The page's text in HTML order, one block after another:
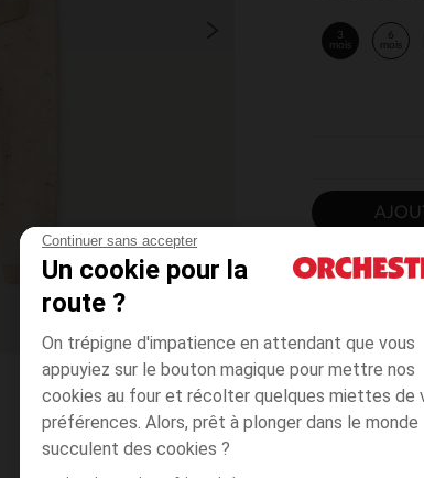
Continuer sans accepter
Un cookie pour la
route ?
On trépigne d'impatience en attendant que vous
appuyiez sur le bouton magique pour mettre nos
cookies au four et récolter quelques miettes de
préférences. Alors, prêt à plonger dans le monde
succulent des cookies ?
3
mois
6
mois